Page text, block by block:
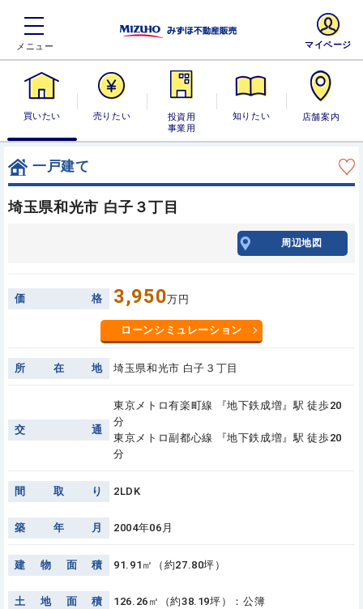
買いたい 売りたい
投資用・事業
用
知りたい 店舗案内
マイページ
一戸建て
埼玉県和光市 白子３丁目
周辺地図
価 格 3,950万円
ローンシミュレーション
所 在 地 埼玉県和光市 白子３丁目
交 通
東京メトロ有楽町線 『地下鉄成増』駅 徒歩20
分
東京メトロ副都心線 『地下鉄成増』駅 徒歩20
分
間 取 り 2LDK
築 年 月 2004年06月
建 物 面 積 91.91㎡（約27.80坪）
土 地 面 積 126.26㎡（約38.19坪）：公簿